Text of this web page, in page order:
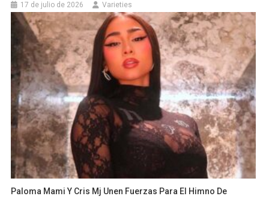
17 de julio de 2026 Varieties
Paloma Mami Y Cris Mj Unen Fuerzas Para El Himno De